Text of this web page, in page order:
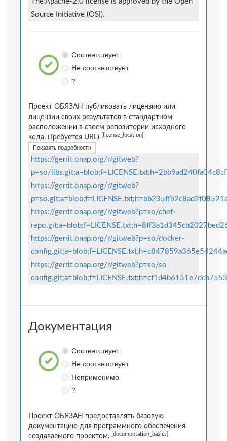
Source Initiative (OSI).
Соответствует
Не соответствует
?
Проект ОБЯЗАН публиковать лицензию или
лицензии своих результатов в стандартном
расположении в своем репозитории исходного
кода. (Требуется URL)
[license_location]
Показать подробности
https://gerrit.onap.org/r/gitweb?
p=so/
https://gerrit.onap.org/r/gitweb?
https://gerrit.onap.org/r/gitweb?p=so/chef-
https://gerrit.onap.org/r/gitweb?p=so/docker-
https://gerrit.onap.org/r/gitweb?p=so/so-
Документация
Соответствует
Не соответствует
Неприменимо
?
Проект ОБЯЗАН предоставлять базовую
документацию для программного обеспечения,
создаваемого проектом.
[documentation_basics]